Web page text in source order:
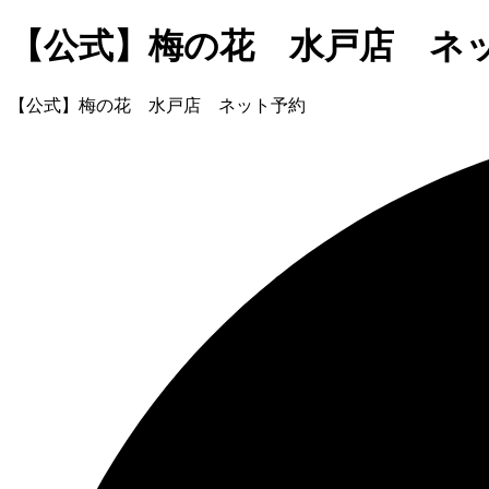
【公式】梅の花 水戸店 ネ
【公式】梅の花 水戸店 ネット予約